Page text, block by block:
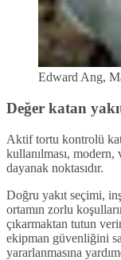
Edward Ang,
Değer katan
Aktif tortu kontrolü
kullanılması, modern,
dayanak noktasıdır.
Doğru yakıt seçimi,
ortamın zorlu
çıkarmaktan tutun
ekipman güvenliğini
yararlanmasına